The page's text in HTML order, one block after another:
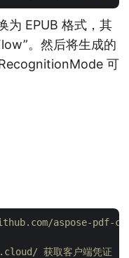
为 EPUB 格式，其
。然后将生成的
可
aspose-pdf-
获取客户端凭证